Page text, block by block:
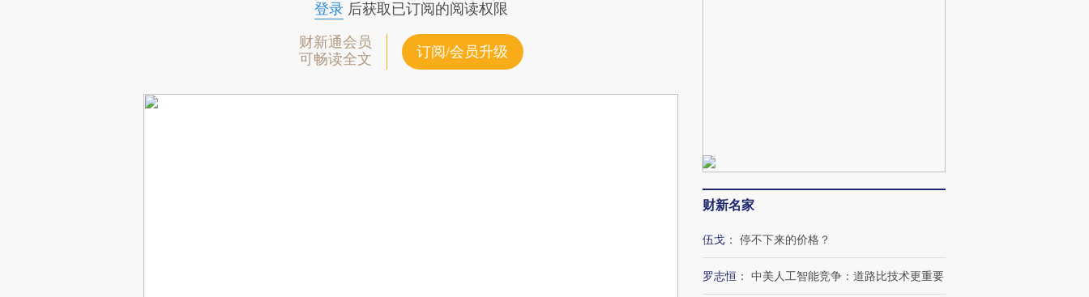
登录后获取已订阅的阅读权限
财新通会员
可畅读全文
订阅/会员升级
财新名家
伍戈 ： 停不下来的价格？
罗志恒 ： 中美人工智能竞争：道路比技术更重要